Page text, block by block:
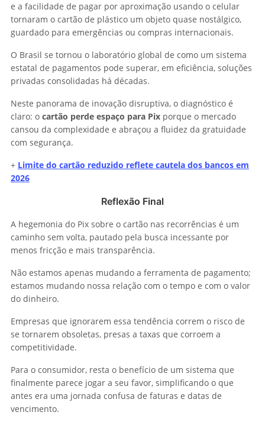
e a facilidade de pagar por aproximação usando o celular
tornaram o cartão de plástico um objeto quase nostálgico,
guardado para emergências ou compras internacionais.
O Brasil se tornou o laboratório global de como um sistema
estatal de pagamentos pode superar, em eficiência, soluções
privadas consolidadas há décadas.
Neste panorama de inovação disruptiva, o diagnóstico é
claro: o cartão perde espaço para Pix porque o mercado
cansou da complexidade e abraçou a fluidez da gratuidade
com segurança.
+ Limite do cartão reduzido reflete cautela dos bancos em
2026
Reflexão Final
A hegemonia do Pix sobre o cartão nas recorrências é um
caminho sem volta, pautado pela busca incessante por
menos fricção e mais transparência.
Não estamos apenas mudando a ferramenta de pagamento;
estamos mudando nossa relação com o tempo e com o valor
do dinheiro.
Empresas que ignorarem essa tendência correm o risco de
se tornarem obsoletas, presas a taxas que corroem a
competitividade.
Para o consumidor, resta o benefício de um sistema que
finalmente parece jogar a seu favor, simplificando o que
antes era uma jornada confusa de faturas e datas de
vencimento.